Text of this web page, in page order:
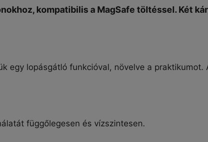
kompatibilis a MagSafe töltéssel. Két
egy lopásgátló funkcióval, növelve a praktikumot.
függőlegesen és vízszintesen.